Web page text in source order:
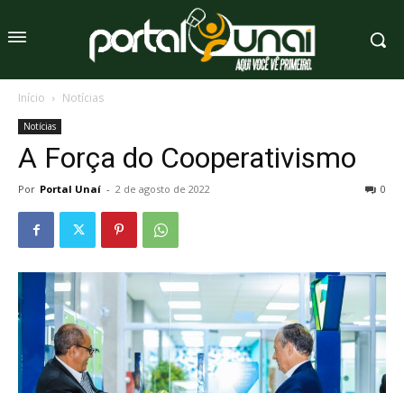
Início Notícias
Notícias
A Força do Cooperativismo
Por Portal Unaí - 2 de agosto de 2022 0